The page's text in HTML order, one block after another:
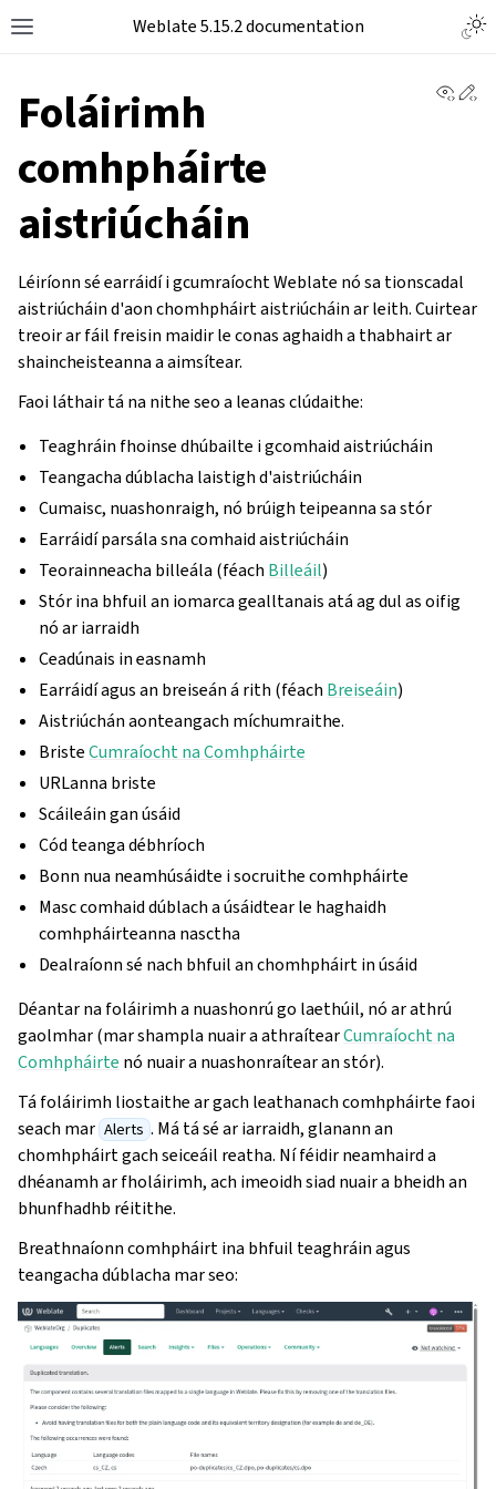
Weblate 5.15.2 documentation
Foláirimh
comhpháirte
aistriúcháin
Léiríonn sé earráidí i gcumraíocht Weblate nó sa tionscadal
aistriúcháin d'aon chomhpháirt aistriúcháin ar leith. Cuirtear
treoir ar fáil freisin maidir le conas aghaidh a thabhairt ar
shaincheisteanna a aimsítear.
Faoi láthair tá na nithe seo a leanas clúdaithe:
Teaghráin fhoinse dhúbailte i gcomhaid aistriúcháin
Teangacha dúblacha laistigh d'aistriúcháin
Cumaisc, nuashonraigh, nó brúigh teipeanna sa stór
Earráidí parsála sna comhaid aistriúcháin
Teorainneacha billeála (féach Billeáil)
Stór ina bhfuil an iomarca gealltanais atá ag dul as oifig
nó ar iarraidh
Ceadúnais in easnamh
Earráidí agus an breiseán á rith (féach Breiseáin)
Aistriúchán aonteangach míchumraithe.
BristeCumraíocht na Comhpháirte
URLanna briste
Scáileáin gan úsáid
Cód teanga débhríoch
Bonn nua neamhúsáidte i socruithe comhpháirte
Masc comhaid dúblach a úsáidtear le haghaidh
comhpháirteanna nasctha
Dealraíonn sé nach bhfuil an chomhpháirt in úsáid
Déantar na foláirimh a nuashonrú go laethúil, nó ar athrú
gaolmhar (mar shampla nuair a athraítearCumraíocht na
Comhpháirte nó nuair a nuashonraítear an stór).
Tá foláirimh liostaithe ar gach leathanach comhpháirte faoi
seach mar Alerts . Má tá sé ar iarraidh, glanann an
chomhpháirt gach seiceáil reatha. Ní féidir neamhaird a
dhéanamh ar fholáirimh, ach imeoidh siad nuair a bheidh an
bhunfhadhb réitithe.
Breathnaíonn comhpháirt ina bhfuil teaghráin agus
teangacha dúblacha mar seo: